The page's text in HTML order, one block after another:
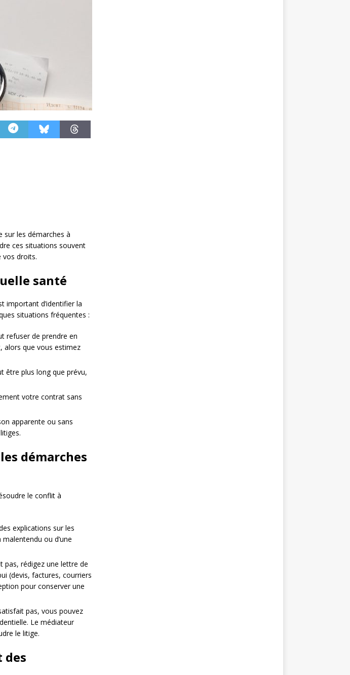
sur les démarches à
ces situations souvent
vos droits.
santé
important d’identifier la
situations fréquentes :
refuser de prendre en
alors que vous estimez
être plus long que prévu,
votre contrat sans
apparente ou sans
démarches
le conflit à
explications sur les
ou d’une
pas, rédigez une lettre de
(devis, factures, courriers
pour conserver une
pas, vous pouvez
Le médiateur
le litige.
des